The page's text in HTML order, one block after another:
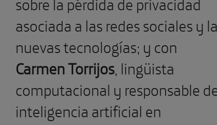
asociada a las redes sociales y
nuevas tecnologías; y con
Carmen Torrijos, lingüista
computacional y responsable
inteligencia artificial en